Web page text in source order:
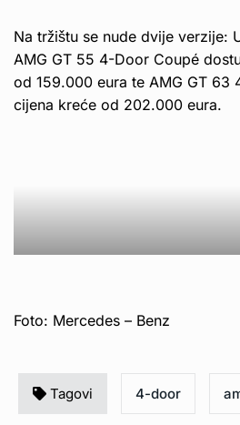
Na tržištu se nude dvije verzije:
AMG GT 55 4-Door Coupé
od 159.000 eura te AMG GT 63
cijena kreće od 202.000 eura.
Foto: Mercedes – Benz
Tagovi 4-door